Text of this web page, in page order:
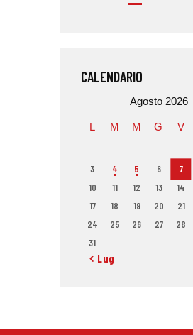
CALENDARIO
Agosto 2026
L M M G V
3
4 5 6 7
10
11 12 13 14
17
18 19 20 21
24
25 26 27 28
31
« Lug